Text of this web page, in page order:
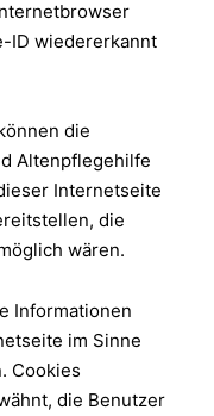
ID wiedererkannt
die
Altenpflegehilfe
Internetseite
die
wären.
Informationen
im Sinne
Cookies
die Benutzer